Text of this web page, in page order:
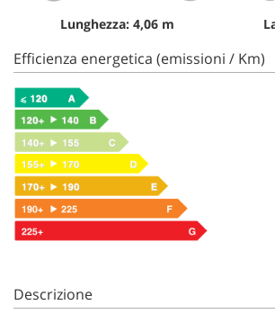
Lunghezza: 4,06 m
Efficienza energetica (emissioni / Km)
Descrizione